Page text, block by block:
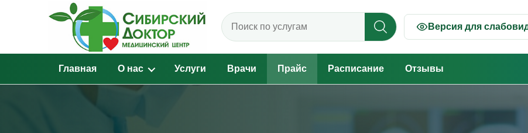
Поиск по прайсу
Версия для
Главная О нас Услуги Врачи Прайс Расписание Отзывы